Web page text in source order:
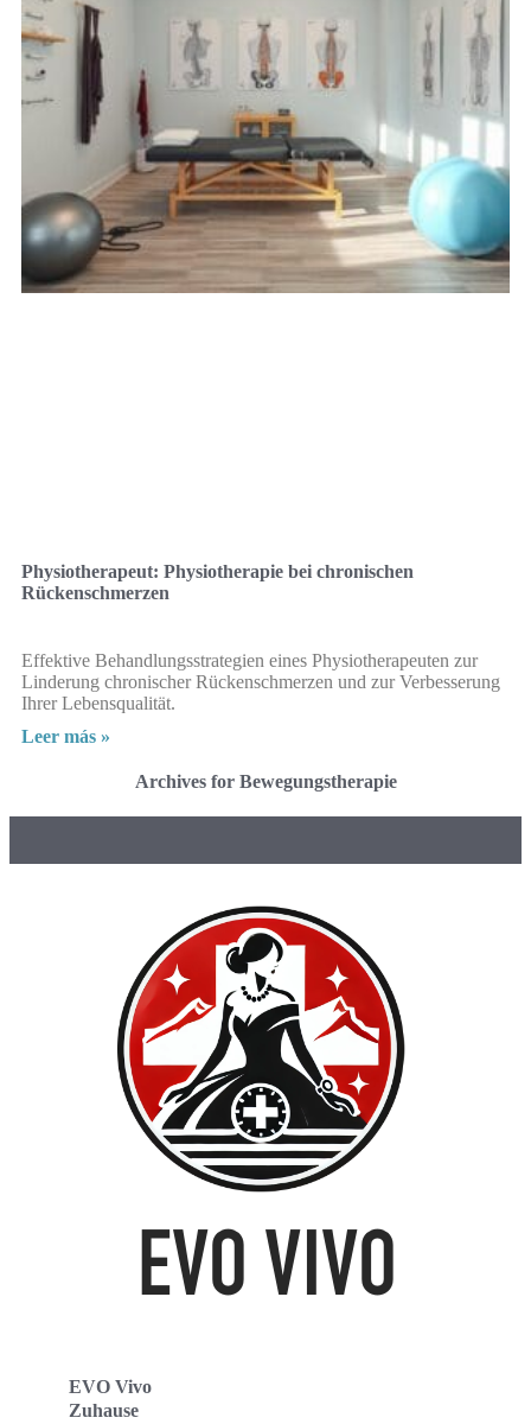
Physiotherapeut: Physiotherapie bei chronischen
Rückenschmerzen
Effektive Behandlungsstrategien eines Physiotherapeuten zur
Linderung chronischer Rückenschmerzen und zur Verbesserung
Ihrer Lebensqualität.
Leer más »
Archives for Bewegungstherapie
EVO Vivo
Zuhause